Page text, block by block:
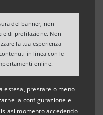
del banner, non
di profilazione. Non
la tua esperienza
in linea con le
online.
estesa, prestare o meno
la configurazione e
momento accedendo
della scoperta, la magia
Natale, rivivi tutto
grazie ai migliori
Air. Ogni giorno, dal
di Natale,